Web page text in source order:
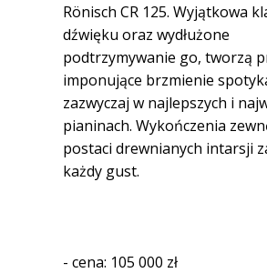
Rönisch CR 125. Wyjątkowa
dźwięku oraz wydłużone
podtrzymywanie go, tworzą
imponujące brzmienie
zazwyczaj w najlepszych i
pianinach. Wykończenia
postaci drewnianych intarsji
każdy gust.
- cena: 105 000 zł